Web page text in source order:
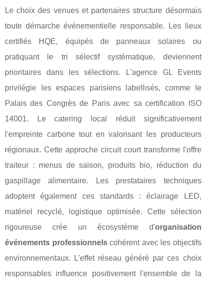
Le choix des venues et partenaires structure désormais
toute démarche événementielle responsable. Les lieux
certifiés HQE, équipés de panneaux solaires ou
pratiquant le tri sélectif systématique, deviennent
prioritaires dans les sélections. L'agence GL Events
privilégie les espaces parisiens labellisés, comme le
Palais des Congrès de Paris avec sa certification ISO
14001. Le catering local réduit significativement
l'empreinte carbone tout en valorisant les producteurs
régionaux. Cette approche circuit court transforme l'offre
traiteur : menus de saison, produits bio, réduction du
gaspillage alimentaire. Les prestataires techniques
adoptent également ces standards : éclairage LED,
matériel recyclé, logistique optimisée. Cette sélection
rigoureuse crée un écosystème d'organisation
événements professionnelscohérent avec les objectifs
environnementaux. L'effet réseau généré par ces choix
responsables influence positivement l'ensemble de la